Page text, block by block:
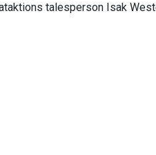
talesperson Isak